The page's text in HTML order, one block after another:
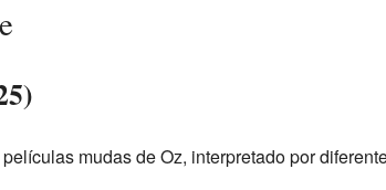
mudas de Oz, interpretado por